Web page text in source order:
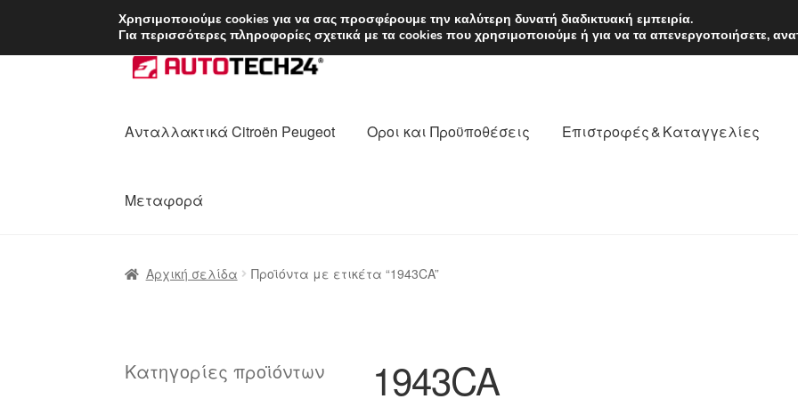
ΑΠΟΣΤΟΛΗ από 7 EUR Δευτέρα-Παρ.
Απευθείας
μετάβαση
πλοήγηση
Μετάβαση
σε
Ανταλλακτικά Citroën Peugeot Οροι και Προϋποθέσεις Επιστροφές & Καταγγελίες
Μεταφορά
Αρχική σελίδα Προϊόντα με ετικέτα “1943CA”
1943CA
Κατηγορίες προϊόντων
Χρησιμοποιούμε cookies για να σας προσφέρουμε την καλύτερη δυνατή διαδικτυακή εμπειρία.
Για περισσότερες πληροφορίες σχετικά με τα cookies που χρησιμοποιούμε ή για να τα απενεργοποιήσετε,